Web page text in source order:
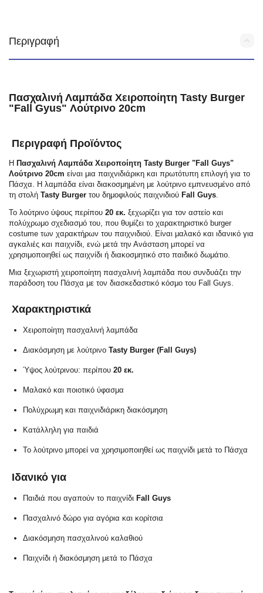
Περιγραφή
Πασχαλινή Λαμπάδα Χειροποίητη Tasty Burger
"Fall Gyus" Λούτρινo 20cm
Περιγραφή Προϊόντος
Η Πασχαλινή Λαμπάδα Χειροποίητη Tasty Burger "Fall Guys"
Λούτρινο 20cm είναι μια παιχνιδιάρικη και πρωτότυπη επιλογή για το
Πάσχα. Η λαμπάδα είναι διακοσμημένη με λούτρινο εμπνευσμένο από
τη στολήTasty Burger του δημοφιλούς παιχνιδιού Fall Guys
Το λούτρινο ύψους περίπου20 εκ. ξεχωρίζει για τον αστείο και
πολύχρωμο σχεδιασμό του, που θυμίζει το χαρακτηριστικό burger
costume των χαρακτήρων του παιχνιδιού. Είναι μαλακό και ιδανικό για
αγκαλιές και παιχνίδι, ενώ μετά την Ανάσταση μπορεί να
χρησιμοποιηθεί ως παιχνίδι ή διακοσμητικό στο παιδικό δωμάτιο.
Μια ξεχωριστή χειροποίητη πασχαλινή λαμπάδα που συνδυάζει την
παράδοση του Πάσχα με τον διασκεδαστικό κόσμο του Fall Guys.
Χαρακτηριστικά
Χειροποίητη πασχαλινή λαμπάδα
Διακόσμηση με λούτρινοTasty Burger (Fall Guys)
Ύψος λούτρινου: περίπου20 εκ.
Μαλακό και ποιοτικό ύφασμα
Πολύχρωμη και παιχνιδιάρικη διακόσμηση
Κατάλληλη για παιδιά
Το λούτρινο μπορεί να χρησιμοποιηθεί ως παιχνίδι μετά το Πάσχα
Ιδανικό για
Παιδιά που αγαπούν το παιχνίδι Fall Guys
Πασχαλινό δώρο για αγόρια και κορίτσια
Διακόσμηση πασχαλινού καλαθιού
Παιχνίδι ή διακόσμηση μετά το Πάσχα